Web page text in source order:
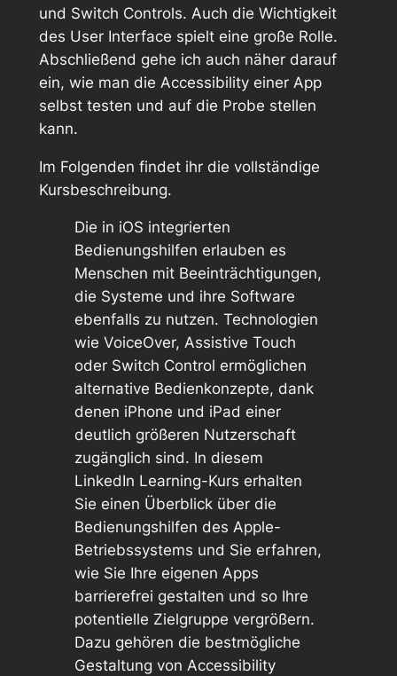
und Switch Controls. Auch die Wichtigkeit
des User Interface spielt eine große Rolle.
Abschließend gehe ich auch näher darauf
ein, wie man die Accessibility einer App
selbst testen und auf die Probe stellen
kann.
Im Folgenden findet ihr die vollständige
Kursbeschreibung.
Die in iOS integrierten
Bedienungshilfen erlauben es
Menschen mit Beeinträchtigungen,
die Systeme und ihre Software
ebenfalls zu nutzen. Technologien
wie VoiceOver, Assistive Touch
oder Switch Control ermöglichen
alternative Bedienkonzepte, dank
denen iPhone und iPad einer
deutlich größeren Nutzerschaft
zugänglich sind. In diesem
LinkedIn Learning-Kurs erhalten
Sie einen Überblick über die
Bedienungshilfen des Apple-
Betriebssystems und Sie erfahren,
wie Sie Ihre eigenen Apps
barrierefrei gestalten und so Ihre
potentielle Zielgruppe vergrößern.
Dazu gehören die bestmögliche
Gestaltung von Accessibility